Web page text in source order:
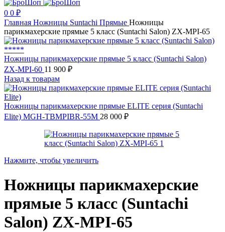
0 0 ₽
Главная Ножницы Suntachi Прямые Ножницы
парикмахерские прямые 5 класс (Suntachi Salon) ZX-MPI-65
Ножницы парикмахерские прямые 5 класс (Suntachi Salon)
ZX-MPI-60 11 900 ₽
Назад к товарам
Ножницы парикмахерские прямые ELITE серия (Suntachi
Elite) MGH-TBMPIBR-55M 28 000 ₽
Нажмите, чтобы увеличить
Ножницы парикмахерские
прямые 5 класс (Suntachi
Salon) ZX-MPI-65